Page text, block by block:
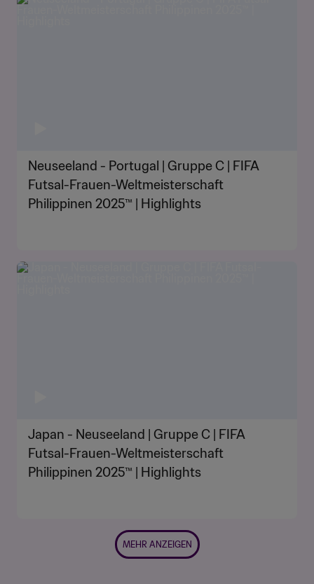
Neuseeland - Portugal | Gruppe C | FIFA
Futsal-Frauen-Weltmeisterschaft
Philippinen 2025™ | Highlights
Japan - Neuseeland | Gruppe C | FIFA
Futsal-Frauen-Weltmeisterschaft
Philippinen 2025™ | Highlights
MEHR ANZEIGEN